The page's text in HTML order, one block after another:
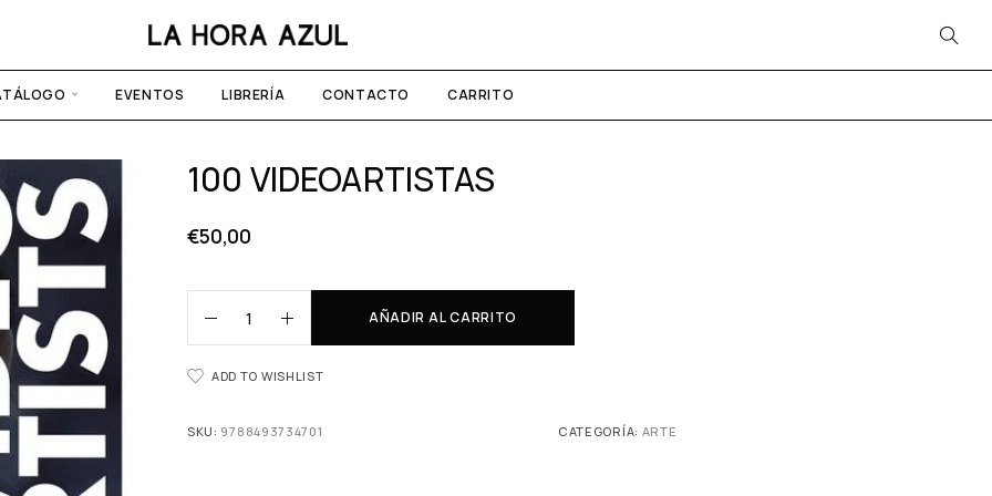
EVENTOS LIBRERÍA CONTACTO CARRITO
100 VIDEOARTISTAS
€50,00
AÑADIR AL CARRITO
ADD TO WISHLIST
SKU: 9788493734701 CATEGORÍA: ARTE